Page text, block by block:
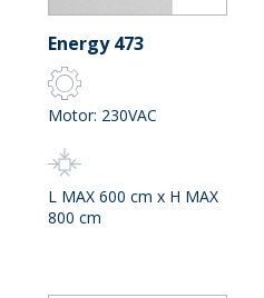
Energy 473
Motor: 230VAC
L MAX 600 cm x H MAX
800 cm